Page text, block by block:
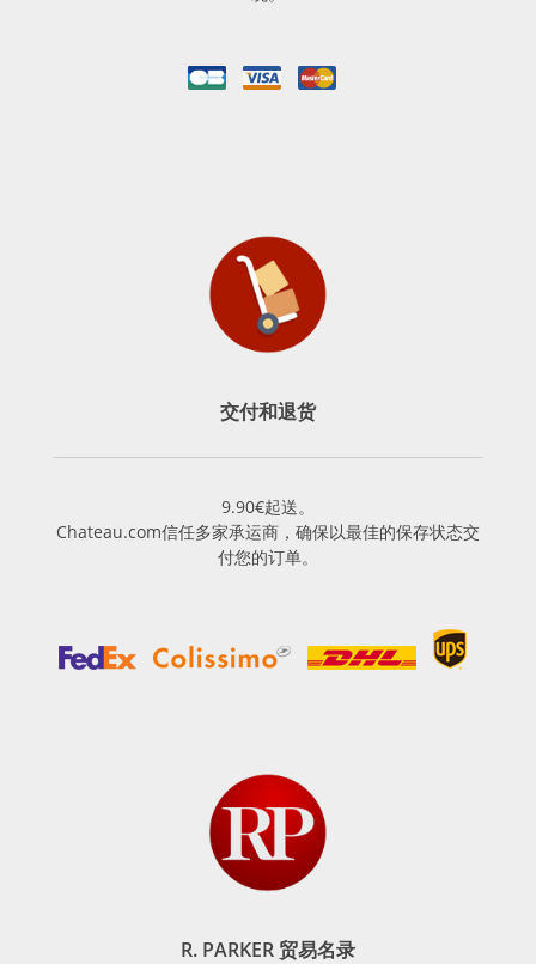
交付和退货
9.90€起送。
Chateau.com信任多家承运商，确保以最佳的保存状态交
付您的订单。
R. PARKER 贸易名录